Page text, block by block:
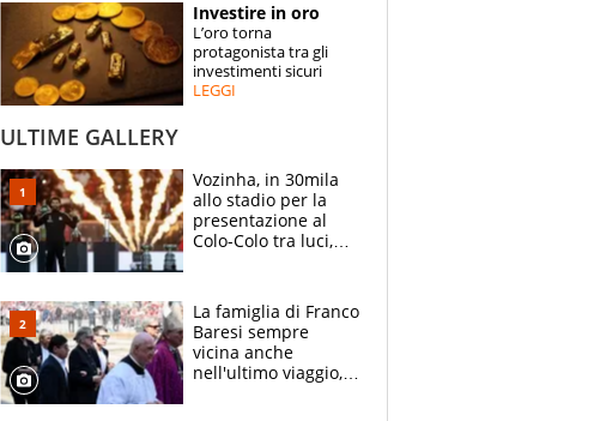
ESPERTI
CONTATTI
Investire in oro
L’oro torna
protagonista tra gli
investimenti sicuri
LEGGI
ULTIME GALLERY
Vozinha, in 30mila
allo stadio per la
presentazione al
Colo-Colo tra luci,
La famiglia di Franco
Baresi sempre
vicina anche
nell'ultimo viaggio,